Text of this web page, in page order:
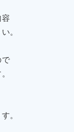
。
で
。